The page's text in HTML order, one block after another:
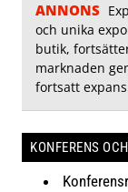
ANNONS
och unika
butik,
marknaden
fortsatt
KONFERENS